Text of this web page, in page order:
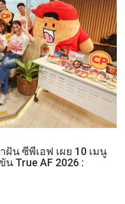
น ซีพีเอฟ เผย 10 เมนู
True AF 2026 :